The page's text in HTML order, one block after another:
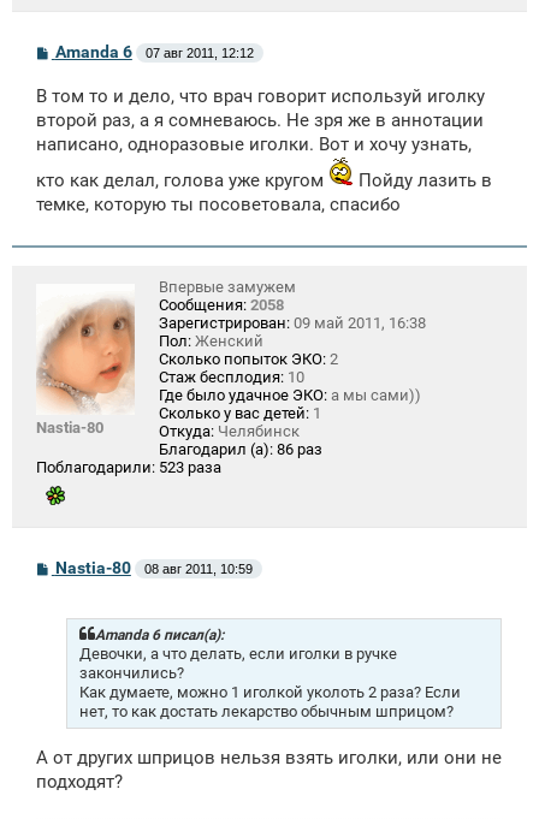
С
б
щ
н
е
Amanda 6 07 авг 2011, 12:12
В том то и дело, что врач говорит используй иголку
второй раз, а я сомневаюсь. Не зря же в аннотации
написано, одноразовые иголки. Вот и хочу узнать,
кто как делал, голова уже кругом
Пойду лазить в
темке, которую ты посоветовала, спасибо
Nastia-80
Впервые замужем
Сообщения: 2058
Зарегистрирован: 09 май 2011, 16:38
Пол: Женский
Сколько попыток ЭКО: 2
Стаж бесплодия: 10
Где было удачное ЭКО: а мы сами))
Сколько у вас детей: 1
Откуда: Челябинск
Благодарил (а): 86 раз
Поблагодарили: 523 раза
СNastia-80 08 авг 2011, 10:59
Amanda 6 писал(а):
Девочки, а что делать, если иголки в ручке
закончились?
Как думаете, можно 1 иголкой уколоть 2 раза? Если
нет, то как достать лекарство обычным шприцом?
А от других шприцов нельзя взять иголки, или они не
подходят?